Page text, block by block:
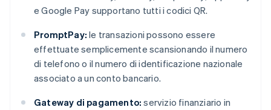
e Google Pay supportano tutti i codici QR.
PromptPay: le transazioni possono essere
effettuate semplicemente scansionando il numero
di telefono o il numero di identificazione nazionale
associato a un conto bancario.
Gateway di pagamento: servizio finanziario in